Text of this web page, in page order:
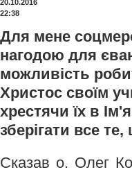
20.10.2016
22:38
Для мене
нагодою для
можливість
Христос своїм
хрестячи їх в
зберігати все
Сказав о. Олег